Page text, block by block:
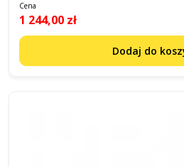
Cena
1 244,00 zł
Dodaj do